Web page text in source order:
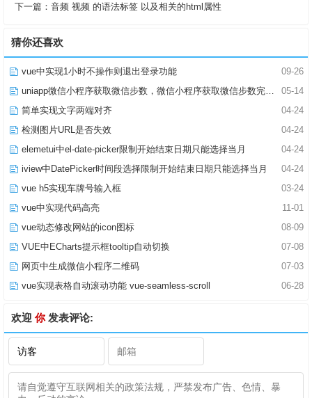
下一篇： 音频 视频 的语法标签 以及相关的html属性
猜你还喜欢
09-26
vue中实现1小时不操作则退出登录功能
05-14
uniapp微信小程序获取微信步数，微信小程序获取微信步数完整版
04-24
简单实现文字两端对齐
04-24
检测图片URL是否失效
04-24
elemetui中el-date-picker限制开始结束日期只能选择当月
04-24
iview中DatePicker时间段选择限制开始结束日期只能选择当月
03-24
vue h5实现车牌号输入框
11-01
vue中实现代码高亮
08-09
vue动态修改网站的icon图标
07-08
VUE中ECharts提示框tooltip自动切换
07-03
网页中生成微信小程序二维码
06-28
vue实现表格自动滚动功能 vue-seamless-scroll
欢迎 你发表评论: